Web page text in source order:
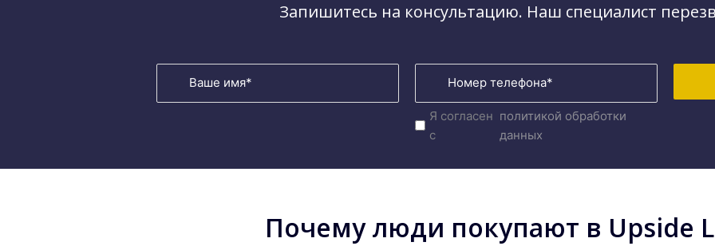
Запишитесь на консультацию. Наш специалист
Я согласен
с
политикой обработки
данных
Почему люди покупают в Upside